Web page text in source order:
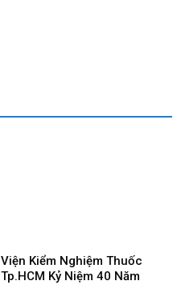
Viện Kiểm Nghiệm Thuốc
Tp.HCM Kỷ Niệm 40 Năm